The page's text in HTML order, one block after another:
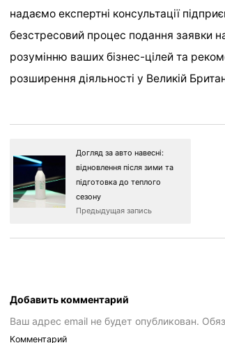
надаємо експертні консультації
безстресовий процес подання заявки
розумінню ваших бізнес-цілей та
розширення діяльності у Великій
Догляд за авто навесні:
відновлення після зими та
підготовка до теплого
сезону
Предыдущая запись
Добавить комментарий
Ваш адрес email не будет опубликован.
Комментарий